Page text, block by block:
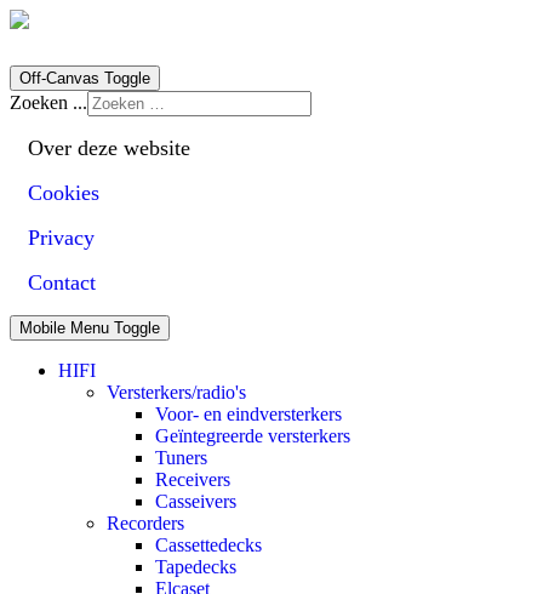
Off-Canvas Toggle
Zoeken ...
Over deze website
Cookies
Privacy
Contact
Mobile Menu Toggle
HIFI
Versterkers/radio's
Voor- en eindversterkers
Geïntegreerde versterkers
Tuners
Receivers
Casseivers
Recorders
Cassettedecks
Tapedecks
Elcaset